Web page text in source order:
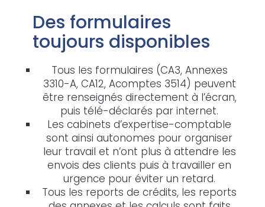
Des formulaires
toujours disponibles
Tous les formulaires (CA3, Annexes
3310-A, CA12, Acomptes 3514) peuvent
être renseignés directement à l’écran,
puis télé-déclarés par internet.
Les cabinets d’expertise-comptable
sont ainsi autonomes pour organiser
leur travail et n’ont plus à attendre les
envois des clients puis à travailler en
urgence pour éviter un retard.
Tous les reports de crédits, les reports